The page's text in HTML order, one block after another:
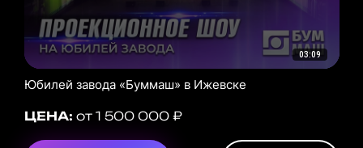
03:09
Юбилей завода «Буммаш» в Ижевске
ЦЕНА: от 1 500 000 ₽